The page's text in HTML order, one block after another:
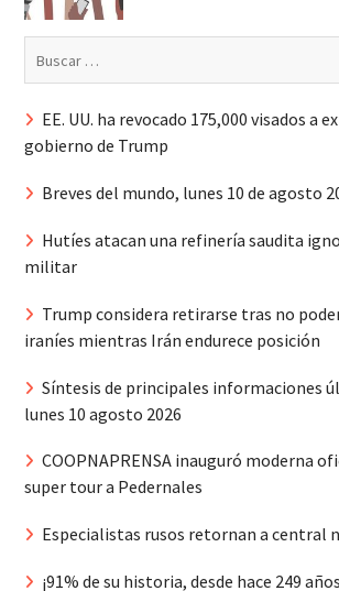
EE. UU. ha revocado 175,000 visados a
gobierno de Trump
Breves del mundo, lunes 10 de agosto
Hutíes atacan una refinería saudita
militar
Trump considera retirarse tras no
iraníes mientras Irán endurece posición
Síntesis de principales informaciones
lunes 10 agosto 2026
COOPNAPRENSA inauguró moderna
super tour a Pedernales
Especialistas rusos retornan a central
¡91% de su historia, desde hace 249